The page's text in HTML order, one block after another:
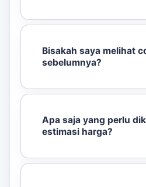
Bisakah saya melihat
sebelumnya?
Apa saja yang perlu
estimasi harga?